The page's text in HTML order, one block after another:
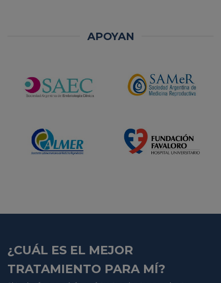
APOYAN
¿CUÁL ES EL MEJOR
TRATAMIENTO PARA MÍ?